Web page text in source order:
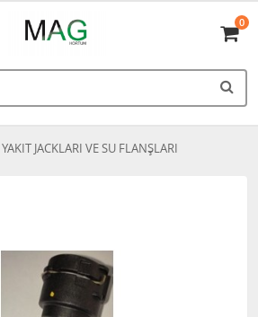
0
YAKIT JACKLARI VE SU FLANŞLARI